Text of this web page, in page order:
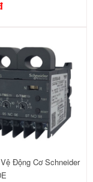
Động Cơ Schneider